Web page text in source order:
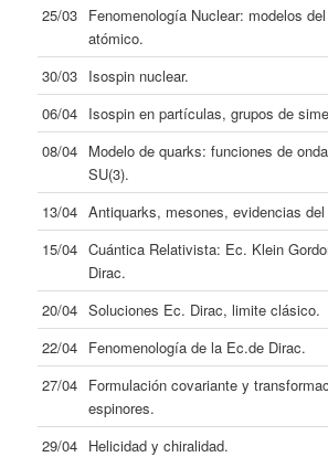
25/03 Fenomenología Nuclear: modelos
atómico.
30/03 Isospin nuclear.
06/04 Isospin en partículas, grupos de
08/04 Modelo de quarks: funciones de
SU(3).
13/04 Antiquarks, mesones, evidencias del
15/04 Cuántica Relativista: Ec. Klein
Dirac.
20/04 Soluciones Ec. Dirac, limite clásico.
22/04 Fenomenología de la Ec.de Dirac.
27/04 Formulación covariante y
espinores.
29/04 Helicidad y chiralidad.